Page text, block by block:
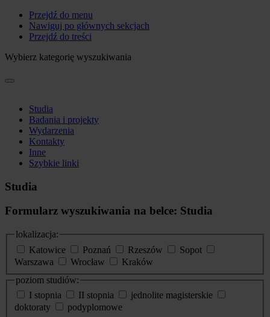
Przejdź do menu
Nawiguj po głównych sekcjach
Przejdź do treści
Wybierz kategorię wyszukiwania
Studia
Badania i projekty
Wydarzenia
Kontakty
Inne
Szybkie linki
Studia
Formularz wyszukiwania na belce: Studia
lokalizacja:
Katowice
Poznań Rzeszów
Sopot
Warszawa
Wrocław
Kraków
poziom studiów:
I stopnia
II stopnia
jednolite magisterskie
doktoraty
podyplomowe